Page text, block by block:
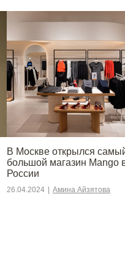
В Москве открылся
большой магазин Mango
России
26.04.2024 | Амина Айзятова